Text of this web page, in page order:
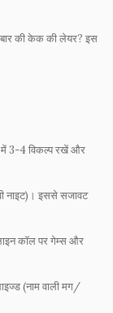
बार की केक की लेयर? इस
3-4 विकल्प रखें और
नाइट)। इससे सजावट
कॉल पर गेम्स और
(नाम वाली मग/